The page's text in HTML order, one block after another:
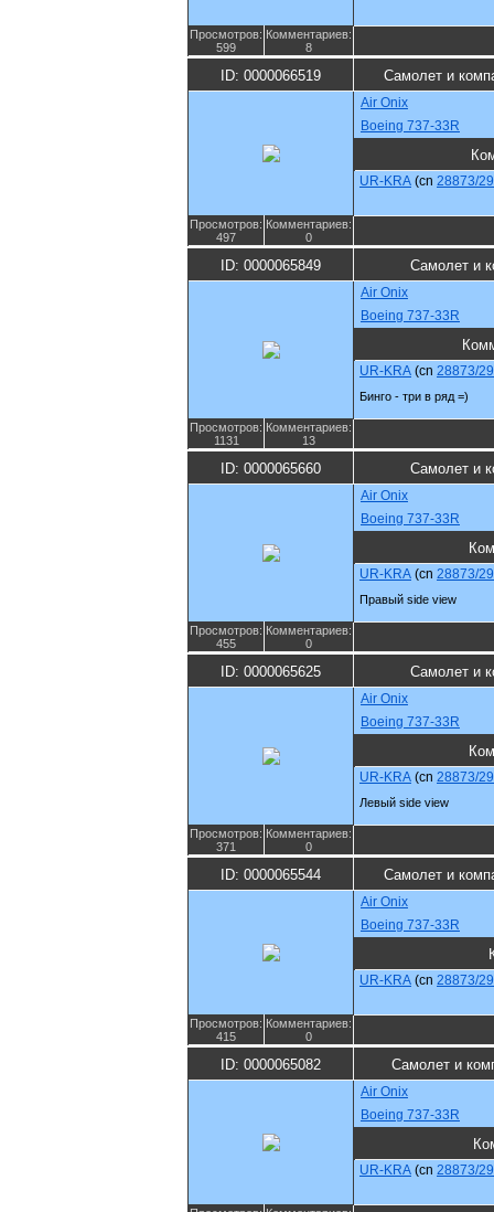
Просмотров:
599
Комментариев:
8
ID: 0000066519 Самолет и
Air Onix
Boeing 737-33R
UR-KRA (cn 28873/
Просмотров:
497
Комментариев:
0
ID: 0000065849 Самолет и
Air Onix
Boeing 737-33R
UR-KRA (cn 28873/
Бинго - три в ряд =)
Просмотров:
1131
Комментариев:
13
ID: 0000065660 Самолет и
Air Onix
Boeing 737-33R
UR-KRA (cn 28873/
Правый side view
Просмотров:
455
Комментариев:
0
ID: 0000065625 Самолет и
Air Onix
Boeing 737-33R
UR-KRA (cn 28873/
Левый side view
Просмотров:
371
Комментариев:
0
ID: 0000065544 Самолет и
Air Onix
Boeing 737-33R
UR-KRA (cn 28873/
Просмотров:
415
Комментариев:
0
ID: 0000065082 Самолет и
Air Onix
Boeing 737-33R
UR-KRA (cn 28873/